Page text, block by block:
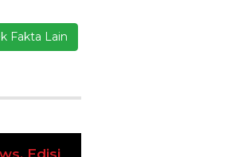
Fakta Lain